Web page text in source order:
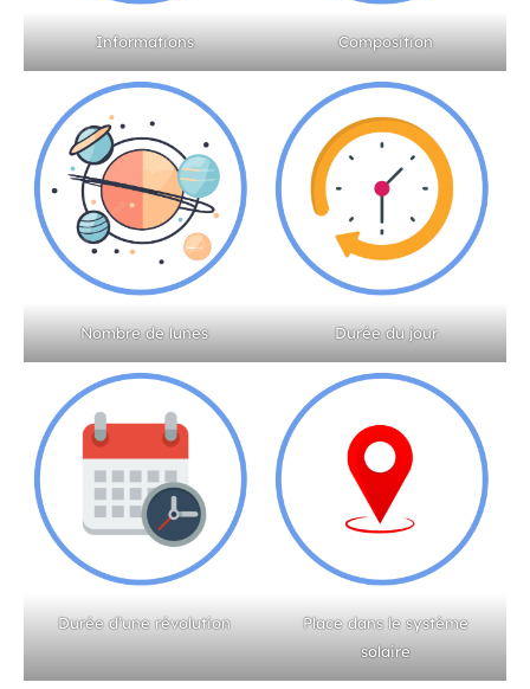
Informations Composition
Nombre de lunes Durée du jour
Durée d’une révolution
Place dans le système
solaire